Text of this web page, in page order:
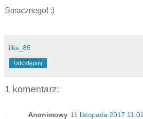
Smacznego! :)
ilka_86
Udostępnij
1 komentarz:
Anonimowy 11 listopada 2017 11:01